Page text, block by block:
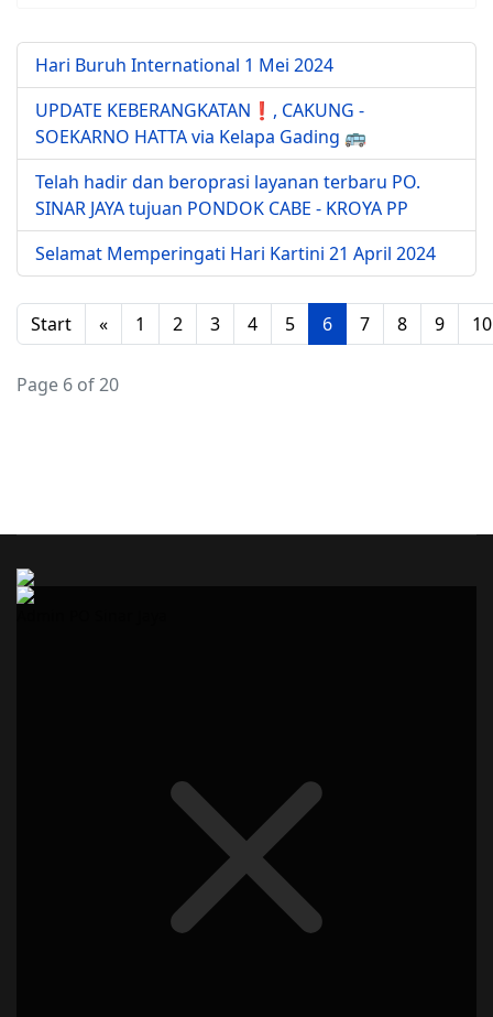
Hari Buruh International 1 Mei 2024
UPDATE KEBERANGKATAN❗️, CAKUNG -
SOEKARNO HATTA via Kelapa Gading 🚌
Telah hadir dan beroprasi layanan terbaru PO.
SINAR JAYA tujuan PONDOK CABE - KROYA PP
Selamat Memperingati Hari Kartini 21 April 2024
Start « 1 2 3 4 5 6 7 8 9 10
Page 6 of 20